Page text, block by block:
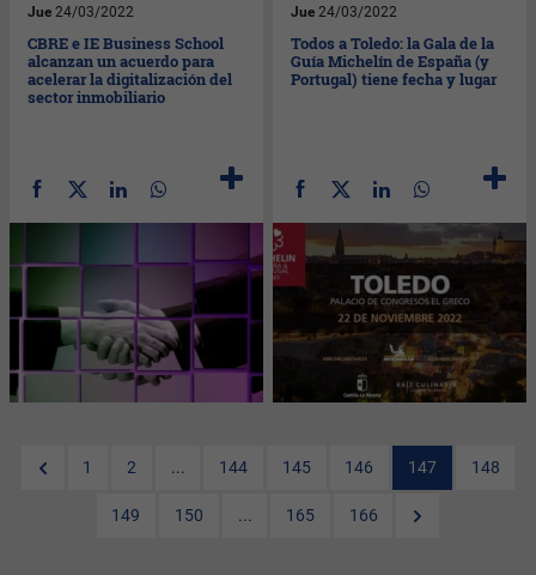
Jue 24/03/2022
CBRE e IE Business School
alcanzan un acuerdo para
acelerar la digitalización del
sector inmobiliario
Jue 24/03/2022
Todos a Toledo: la Gala de la
Guía Michelín de España (y
Portugal) tiene fecha y lugar
1 2 ... 144 145 146 147 148
149 150 ... 165 166